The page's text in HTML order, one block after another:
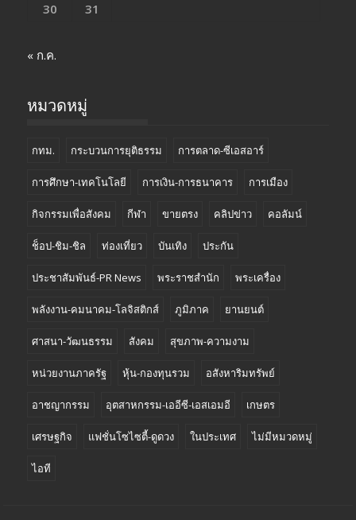
30
31
« ก.ค.
หมวดหมู่
กทม. กระบวนการยุติธรรม การตลาด-ซีเอสอาร์
การศึกษา-เทคโนโลยี การเงิน-การธนาคาร การเมือง
กิจกรรมเพื่อสังคม กีฬา ขายตรง คลิปข่าว คอลัมน์
ช็อป-ชิม-ชิล ท่องเที่ยว บันเทิง ประกัน
ประชาสัมพันธ์-PR News พระราชสำนัก พระเครื่อง
พลังงาน-คมนาคม-โลจิสติกส์ ภูมิภาค ยานยนต์
ศาสนา-วัฒนธรรม สังคม สุขภาพ-ความงาม
หน่วยงานภาครัฐ หุ้น-กองทุนรวม อสังหาริมทรัพย์
อาชญากรรม อุตสาหกรรม-เออีซี-เอสเอมอี เกษตร
เศรษฐกิจ แฟชั่นโซไซตี้-ดูดวง ในประเทศ ไม่มีหมวดหมู่
ไอที